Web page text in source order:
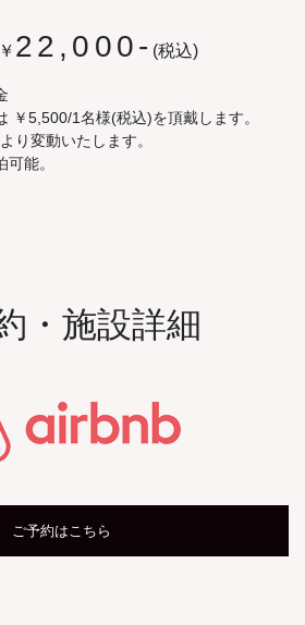
22,000- (税込)
￥5,500/1名様(税込)を頂戴します。
り変動いたします。
能。
・施設詳細
ご予約はこちら